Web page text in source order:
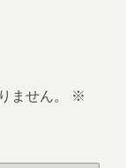
せん。
※